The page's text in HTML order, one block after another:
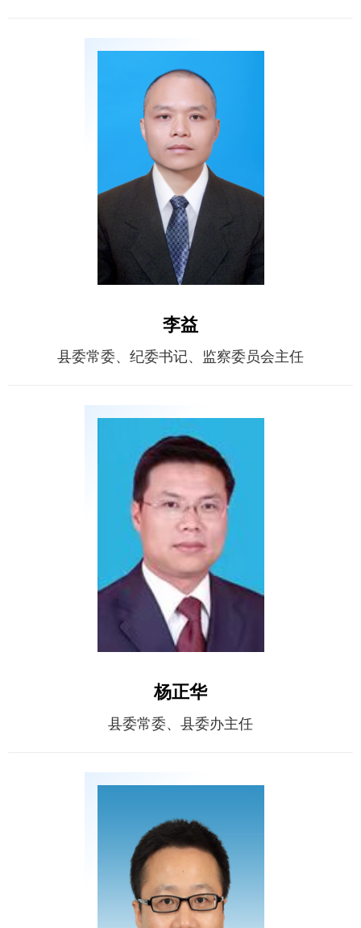
李益
县委常委、纪委书记、监察委员会主任
杨正华
县委常委、县委办主任